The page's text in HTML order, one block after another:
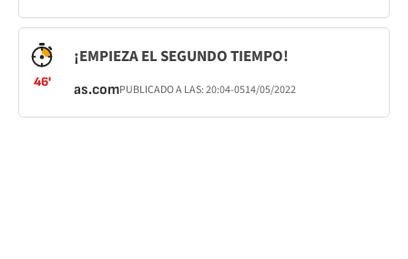
46'
¡EMPIEZA EL SEGUNDO TIEMPO!
as.comPUBLICADO A LAS:20:04-0514/05/2022